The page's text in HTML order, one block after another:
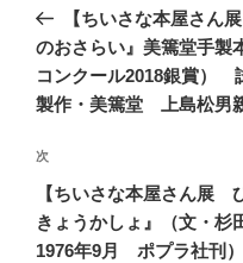
ナ
ビ
ゲ
シ
ョ
ン
去
の
投
稿
【ちいさな本屋さ
のおさらい』美篶堂手製
コンクール2018銀賞）
製作・美篶堂 上島松男
次
の
投
稿
次
【ちいさな本屋さん展
きょうかしょ』（文・
1976年9月 ポプラ社刊